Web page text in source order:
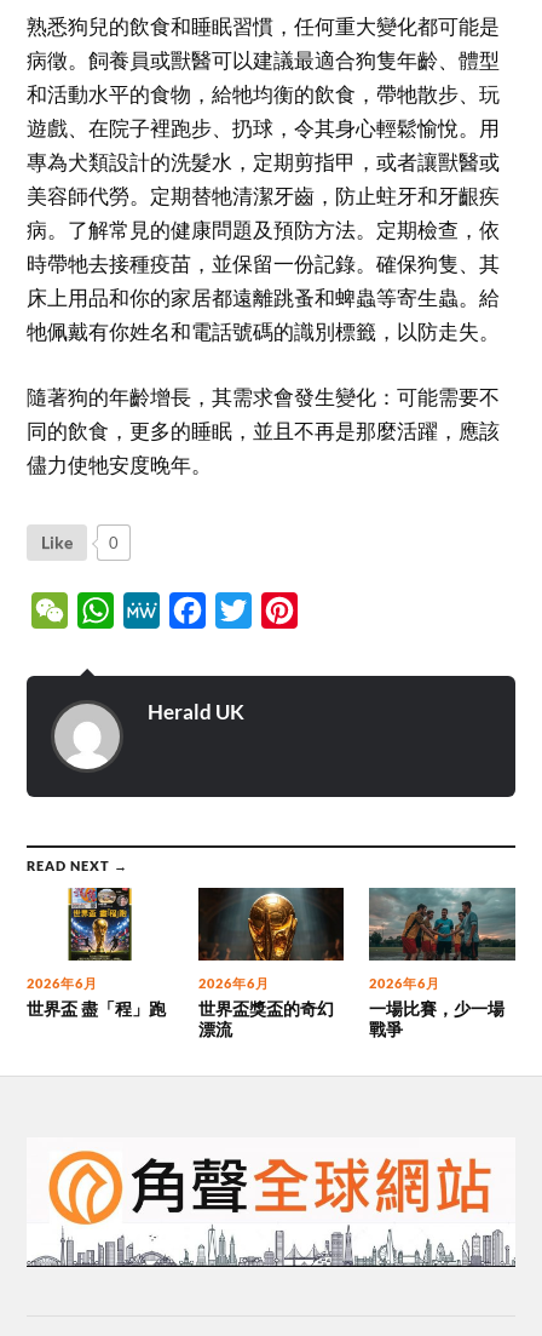
熟悉狗兒的飲食和睡眠習慣，任何重大變化都可能是
病徵。飼養員或獸醫可以建議最適合狗隻年齡、體型
和活動水平的食物，給牠均衡的飲食，帶牠散步、玩
遊戲、在院子裡跑步、扔球，令其身心輕鬆愉悅。用
專為犬類設計的洗髮水，定期剪指甲，或者讓獸醫或
美容師代勞。定期替牠清潔牙齒，防止蛀牙和牙齦疾
病。了解常見的健康問題及預防方法。定期檢查，依
時帶牠去接種疫苗，並保留一份記錄。確保狗隻、其
床上用品和你的家居都遠離跳蚤和蜱蟲等寄生蟲。給
牠佩戴有你姓名和電話號碼的識別標籤，以防走失。
隨著狗的年齡增長，其需求會發生變化：可能需要不
同的飲食，更多的睡眠，並且不再是那麼活躍，應該
儘力使牠安度晚年。
Like 0
WeChatWhatsApp
MeWe Facebook
Twitter
Herald UK
READ NEXT →
2026年6月
世界盃 盡「程」跑
2026年6月
世界盃獎盃的奇幻
漂流
2026年6月
一場比賽，少一場
戰爭